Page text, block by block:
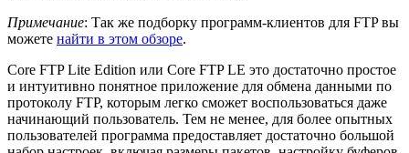
Примечание: Так же подборку программ-клиентов для FTP вы
можете найти в этом обзоре.
Core FTP Lite Edition или Core FTP LE это достаточно простое
и интуитивно понятное приложение для обмена данными по
протоколу FTP, которым легко сможет воспользоваться даже
начинающий пользователь. Тем не менее, для более опытных
пользователей программа предоставляет достаточно большой